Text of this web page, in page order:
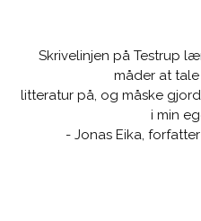
Skrivelinjen på Testrup
måder at
litteratur på, og måske
i min
- Jonas Eika,